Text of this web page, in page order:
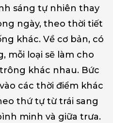
sáng tự nhiên thay
ngày, theo thời tiết
khác. Về cơ bản, có
mỗi loại sẽ làm cho
khác nhau. Bức
các thời điểm khác
thứ tự từ trái sang
minh và giữa trưa.